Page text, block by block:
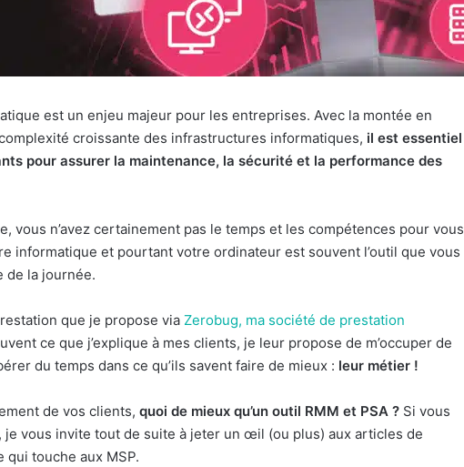
est un enjeu majeur pour les entreprises. Avec la montée en
croissante des infrastructures informatiques, il est essentiel
pour assurer la maintenance, la sécurité et la performance des
vous n’avez certainement pas le temps et les compétences pour vous
informatique et pourtant votre ordinateur est souvent l’outil que vous
de la journée.
que je propose via Zerobug, ma société de prestation
ce que j’explique à mes clients, je leur propose de m’occuper de
du temps dans ce qu’ils savent faire de mieux : leur métier !
de vos clients, quoi de mieux qu’un outil RMM et PSA ? Si vous
je vous invite tout de suite à jeter un œil (ou plus) aux articles de
touche aux MSP.